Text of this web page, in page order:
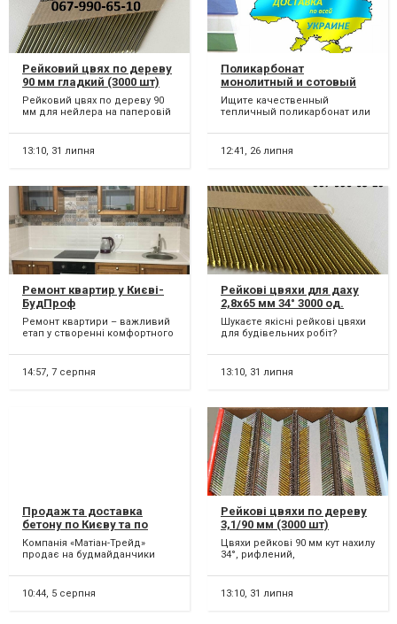
Рейковий цвях по дереву
90 мм гладкий (3000 шт)
Рейковий цвях по дереву 90
мм для нейлера на паперовій
шт) Цвяхи по д...
13:10, 31 липня
Поликарбонат
монолитный и сотовый
для навеса, теплицы
(тепличный). Ірпінь.
Ищите качественный
тепличный поликарбонат или
изготовления навеса,
автонавеса и про...
12:41, 26 липня
Ремонт квартир у Києві-
БудПроф
Ремонт квартири – важливий
етап у створенні комфортного
"БудПроф" пропо...
14:57, 7 серпня
Рейкові цвяхи для даху
2,8х65 мм 34° 3000 од.
Шукаєте якісні рейкові цвяхи
для будівельних робіт?
під кутом 34 градуси,...
13:10, 31 липня
Продаж та доставка
бетону по Києву та по
Україні.
Компанія «Матіан-Трейд»
продає на будмайданчики
високоякісну бетонну про...
10:44, 5 серпня
Рейкові цвяхи по дереву
3,1/90 мм (3000 шт)
Цвяхи рейкові 90 мм кут нахилу
34°, рифлений,
Характеристики: Назва: ре...
13:10, 31 липня